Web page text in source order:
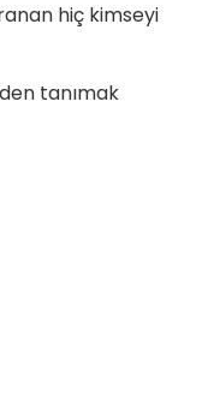
hiç kimseyi
tanımak